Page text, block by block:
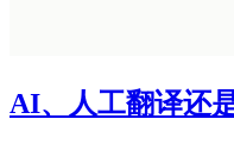
AI、人工翻译还